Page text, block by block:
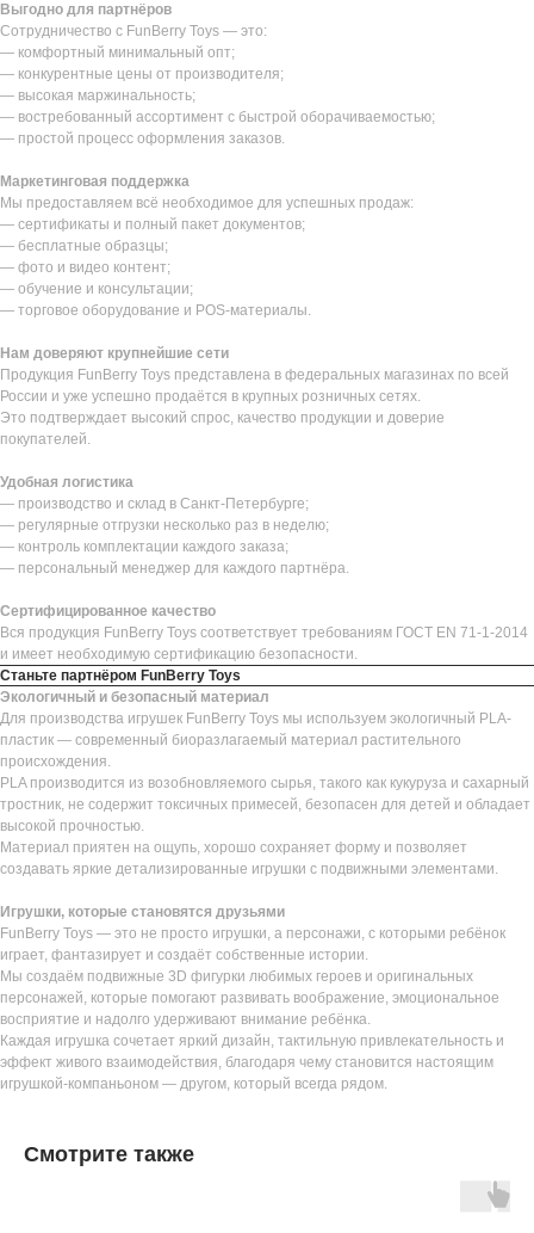
Выгодно для партнёров
Сотрудничество с FunBerry Toys — это:
— комфортный минимальный опт;
— конкурентные цены от производителя;
— высокая маржинальность;
— востребованный ассортимент с быстрой оборачиваемостью;
— простой процесс оформления заказов.
Маркетинговая поддержка
Мы предоставляем всё необходимое для успешных продаж:
— сертификаты и полный пакет документов;
— бесплатные образцы;
— фото и видео контент;
— обучение и консультации;
— торговое оборудование и POS-материалы.
Нам доверяют крупнейшие сети
Продукция FunBerry Toys представлена в федеральных магазинах по всей
России и уже успешно продаётся в крупных розничных сетях.
Это подтверждает высокий спрос, качество продукции и доверие
покупателей.
Удобная логистика
— производство и склад в Санкт-Петербурге;
— регулярные отгрузки несколько раз в неделю;
— контроль комплектации каждого заказа;
— персональный менеджер для каждого партнёра.
Сертифицированное качество
Вся продукция FunBerry Toys соответствует требованиям ГОСТ EN 71-1-2014
и имеет необходимую сертификацию безопасности.
Станьте партнёром FunBerry Toys
Экологичный и безопасный материал
Для производства игрушек FunBerry Toys мы используем экологичный PLA-
пластик — современный биоразлагаемый материал растительного
происхождения.
PLA производится из возобновляемого сырья, такого как кукуруза и сахарный
тростник, не содержит токсичных примесей, безопасен для детей и обладает
высокой прочностью.
Материал приятен на ощупь, хорошо сохраняет форму и позволяет
создавать яркие детализированные игрушки с подвижными элементами.
Игрушки, которые становятся друзьями
FunBerry Toys — это не просто игрушки, а персонажи, с которыми ребёнок
играет, фантазирует и создаёт собственные истории.
Мы создаём подвижные 3D фигурки любимых героев и оригинальных
персонажей, которые помогают развивать воображение, эмоциональное
восприятие и надолго удерживают внимание ребёнка.
Каждая игрушка сочетает яркий дизайн, тактильную привлекательность и
эффект живого взаимодействия, благодаря чему становится настоящим
игрушкой-компаньоном — другом, который всегда рядом.
Смотрите также